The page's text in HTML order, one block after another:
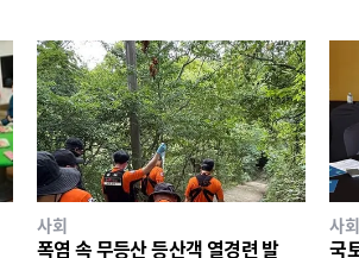
사회
폭염 속 무등산 등산객 열경련 발
사회
국